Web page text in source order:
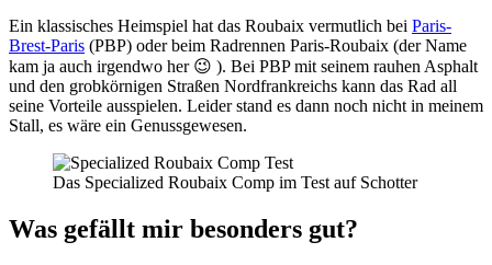
Ein klassisches Heimspiel hat das Roubaix vermutlich bei Paris-
Brest-Paris (PBP) oder beim Radrennen Paris-Roubaix (der Name
kam ja auch irgendwo her 😉 ). Bei PBP mit seinem rauhen Asphalt
und den grobkörnigen Straßen Nordfrankreichs kann das Rad all
seine Vorteile ausspielen. Leider stand es dann noch nicht in meinem
Stall, es wäre ein Genussgewesen.
Das Specialized Roubaix Comp im Test auf Schotter
Was gefällt mir besonders gut?